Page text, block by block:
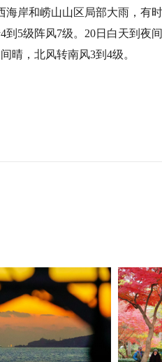
海岸和崂山山区局部大雨，有
5级阵风7级。20日白天到夜
晴，北风转南风3到4级。